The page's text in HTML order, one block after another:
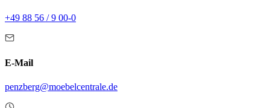
+49 88 56 / 9 00-0
E-Mail
penzberg@moebelcentrale.de